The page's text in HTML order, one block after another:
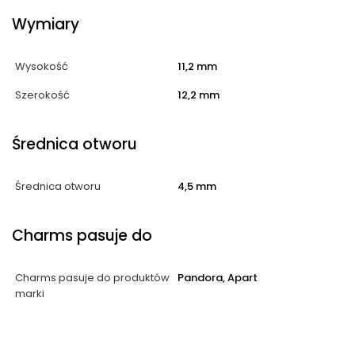
Wymiary
Wysokość
11,2 mm
Szerokość
12,2 mm
Średnica otworu
Średnica otworu 4,5 mm
Charms pasuje do
Charms pasuje do produktów
marki
Pandora, Apart